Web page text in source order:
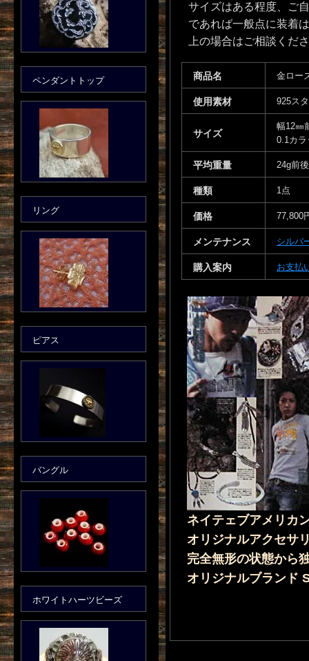
サイズはある程度、ご
であれば一般点に装着
上の場合はご相談くだ
商品名 金ロー
使用素材 925ス
サイズ
幅12㎜
0.1カ
平均重量 24g前後
種類 1点
価格 77,800
メンテナンス シルバ
購入案内 お支払
ネイテェブアメリカ
オリジナルアクセサ
完全無形の状態から
オリジナルブランド
ペンダントトップ
リング
ピアス
バングル
ホワイトハーツビーズ